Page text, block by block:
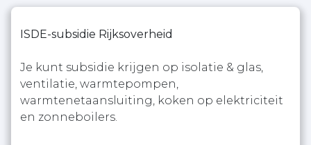
ISDE-subsidie Rijksoverheid
Je kunt subsidie krijgen op isolatie & glas,
ventilatie, warmtepompen,
warmtenetaansluiting, koken op elektriciteit
en zonneboilers.